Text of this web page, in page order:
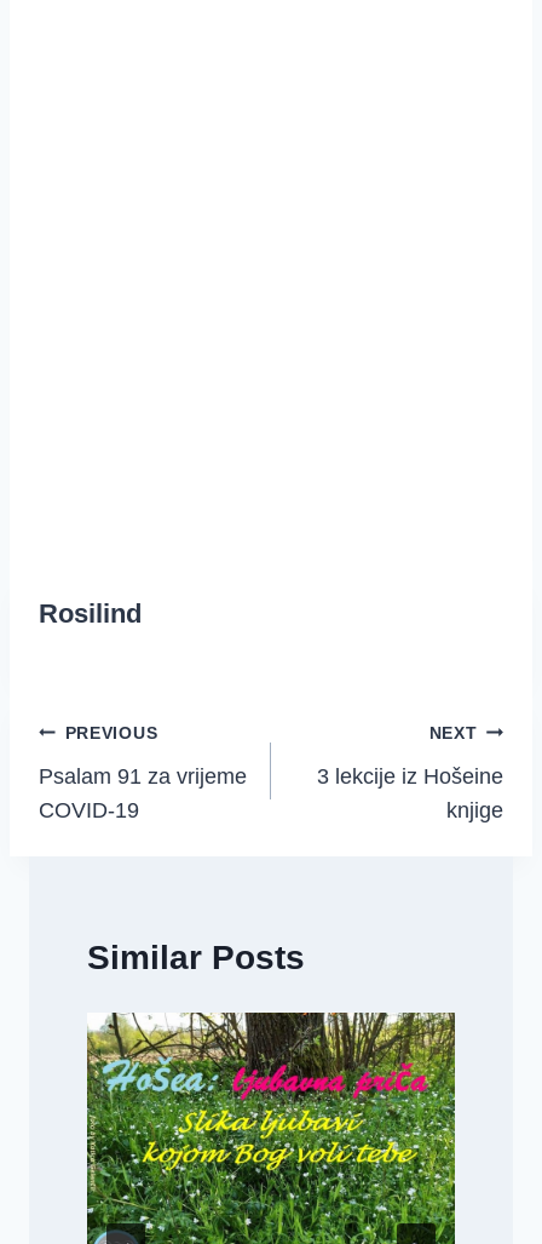
Rosilind
Post
navigation
PREVIOUS
Psalam 91 za vrijeme
COVID-19
NEXT
3 lekcije iz Hošeine
knjige
Similar Posts